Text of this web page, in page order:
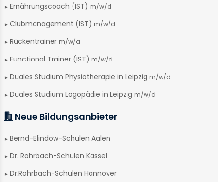
Ernährungscoach (IST) m/w/d
Clubmanagement (IST) m/w/d
Rückentrainer m/w/d
Functional Trainer (IST) m/w/d
Duales Studium Physiotherapie in Leipzig m/w/d
Duales Studium Logopädie in Leipzig m/w/d
Neue Bildungsanbieter
Bernd-Blindow-Schulen Aalen
Dr. Rohrbach-Schulen Kassel
Dr.Rohrbach-Schulen Hannover